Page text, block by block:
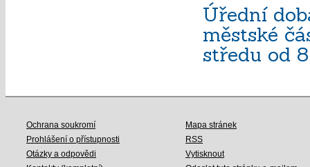
Úřední
městské
středu od
Ochrana soukromí
Prohlášení o přístupnosti
Otázky a odpovědi
Mapa stránek
RSS
Vytisknout